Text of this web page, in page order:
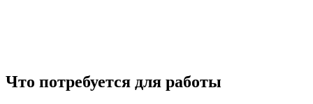
Что потребуется для работы